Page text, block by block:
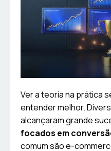
Ver a teoria na prática
entender melhor.
alcançaram grande
focados em
comum são e-